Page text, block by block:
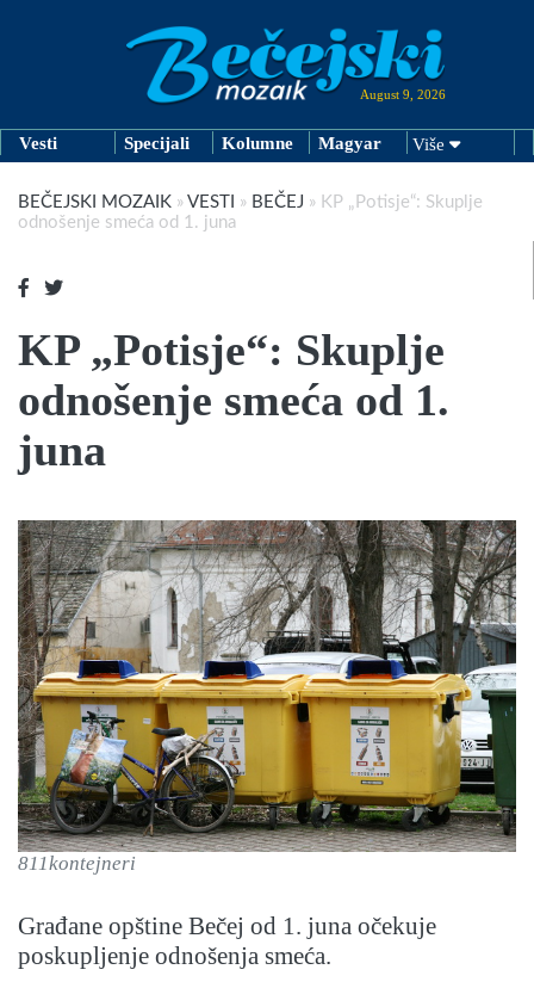
August 9, 2026
Vesti Specijali Kolumne Magyar Više
BEČEJSKI MOZAIK » VESTI » BEČEJ » KP „Potisje“: Skuplje
odnošenje smeća od 1. juna
KP „Potisje“: Skuplje
odnošenje smeća od 1.
juna
811kontejneri
Građane opštine Bečej od 1. juna očekuje
poskupljenje odnošenja smeća.